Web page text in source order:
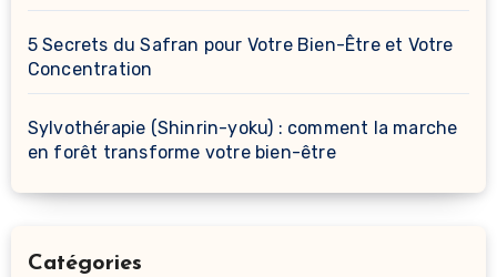
5 Secrets du Safran pour Votre Bien-Être et Votre
Concentration
Sylvothérapie (Shinrin-yoku) : comment la marche
en forêt transforme votre bien-être
Catégories